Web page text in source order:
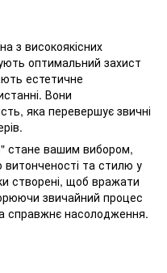
з високоякісних
оптимальний захист
естетичне
Вони
яка перевершує звичні
стане вашим вибором,
та стилю у
створені, щоб вражати
звичайний процес
справжнє насолодження.